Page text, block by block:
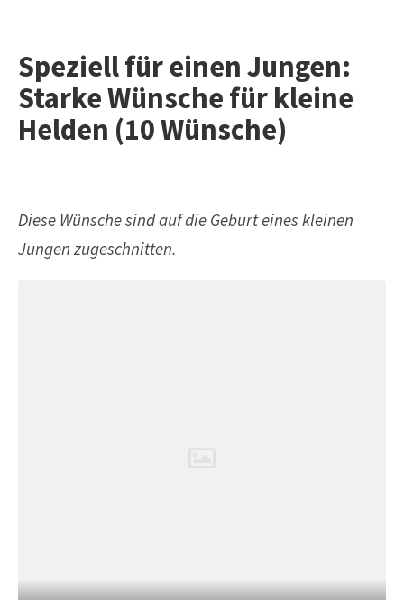
Speziell für einen Jungen:
Starke Wünsche für kleine
Helden (10 Wünsche)
Diese Wünsche sind auf die Geburt eines kleinen
Jungen zugeschnitten.